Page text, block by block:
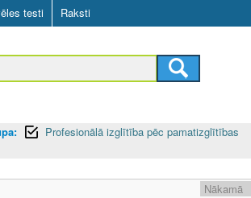
testi Raksti
Profesionālā izglītība pēc pamatizglītības
Nākamā